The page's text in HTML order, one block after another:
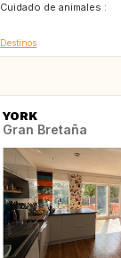
Cuidado de animales :
SE
Destinos
YORK
Gran Bretaña